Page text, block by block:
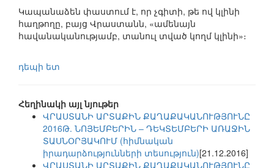
Կապանաձեն փաստում է, որ չգիտի, թե ով կլինի
հաղթողը, բայց Վրաստանն, «ամենայն
հավանականությամբ, տանուլ տված կողմ կլինի»։
դեպի ետ
Հեղինակի այլ նյութեր
ՎՐԱՍՏԱՆԻ ԱՐՏԱՔԻՆ ՔԱՂԱՔԱԿԱՆՈՒԹՅՈՒՆԸ
2016Թ. ՆՈՅԵՄԲԵՐԻՆ – ԴԵԿՏԵՄԲԵՐԻ ԱՌԱՋԻՆ
ՏԱՍՆՕՐՅԱԿՈՒՄ (հիմնական
իրադարձությունների տեսություն)[21.12.2016]
ՎՐԱՍՏԱՆԻ ԱՐՏԱՔԻՆ ՔԱՂԱՔԱԿԱՆՈՒԹՅՈՒՆԸ